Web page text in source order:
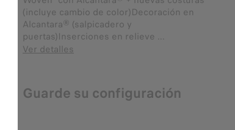
(incluye cambio de color)Decoración en
Alcantara® (salpicadero y
puertas)Inserciones en relieve ...
Ver detalles
Guarde su configuración